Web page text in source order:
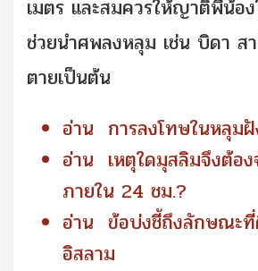
เมตร และสมควรให้ญาติพี่น้อ
ช่วยนำศพลงหลุม เช่น บิดา ส
ตายเป็นต้น
อ่าน การลงโทษในหลุม
อ่าน เหตุใดมุสลิมจึงต้อ
ภายใน 24 ชม.?
อ่าน ข้อบ่งชี้ถึงลักษณะ
อิสลาม